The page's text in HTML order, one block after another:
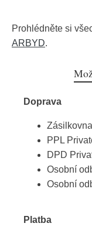
Prohlédněte si
ARBYD.
Doprava
PPL
DPD
Osobní
Osobní
Platba